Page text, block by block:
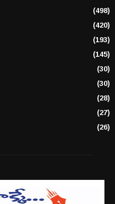
(498)
(420)
(193)
(145)
(30)
(30)
(28)
(27)
(26)